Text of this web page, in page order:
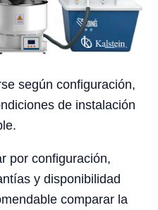
según configuración,
de instalación
por configuración,
y disponibilidad
comparar la